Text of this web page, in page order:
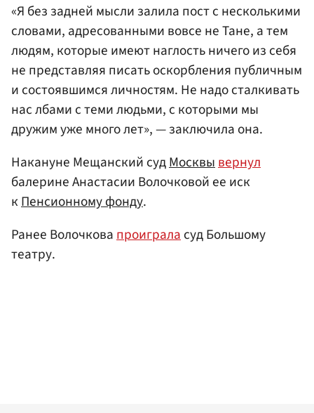
«Я без задней мысли залила пост с несколькими
словами, адресованными вовсе не Тане, а тем
людям, которые имеют наглость ничего из себя
не представляя писать оскорбления публичным
и состоявшимся личностям. Не надо сталкивать
нас лбами с теми людьми, с которыми мы
дружим уже много лет», — заключила она.
Накануне Мещанский судМосквывернул
балерине Анастасии Волочковой ее иск
кПенсионному фонду.
Ранее Волочковапроиграласуд Большому
театру.